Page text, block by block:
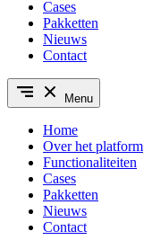
Cases
Pakketten
Nieuws
Contact
Menu
Home
Over het platform
Functionaliteiten
Cases
Pakketten
Nieuws
Contact